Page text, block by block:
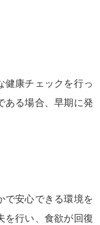
健康チェックを行っ
ある場合、早期に発
で安心できる環境を
を行い、食欲が回復